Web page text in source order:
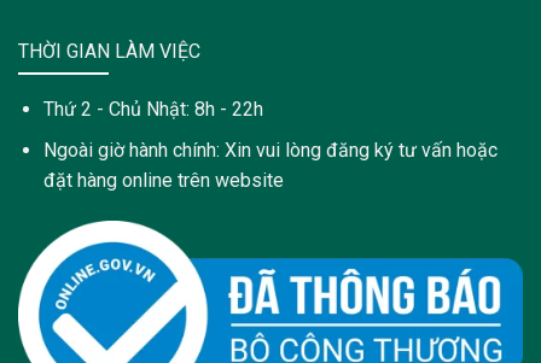
THỜI GIAN LÀM VIỆC
Thứ 2 - Chủ Nhật: 8h - 22h
Ngoài giờ hành chính: Xin vui lòng đăng ký tư vấn hoặc
đặt hàng online trên website